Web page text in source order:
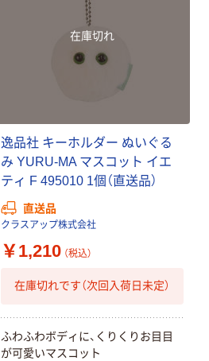
在庫切れ
逸品社 キーホルダー ぬいぐる
み YURU-MA マスコット イエ
ティ F 495010 1個（直送品）
直送品
クラスアップ株式会社
￥1,210 （税込）
在庫切れです（次回入荷日未定）
ふわふわボディに、くりくりお目目
が可愛いマスコット